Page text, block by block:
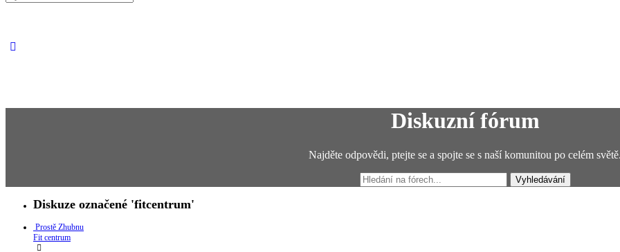
Diskuzní fórum
Najděte odpovědi, ptejte se a spojte se s naší komunitou po celém
Diskuze označené 'fitcentrum'
Prostě Zhubnu
Fit centrum